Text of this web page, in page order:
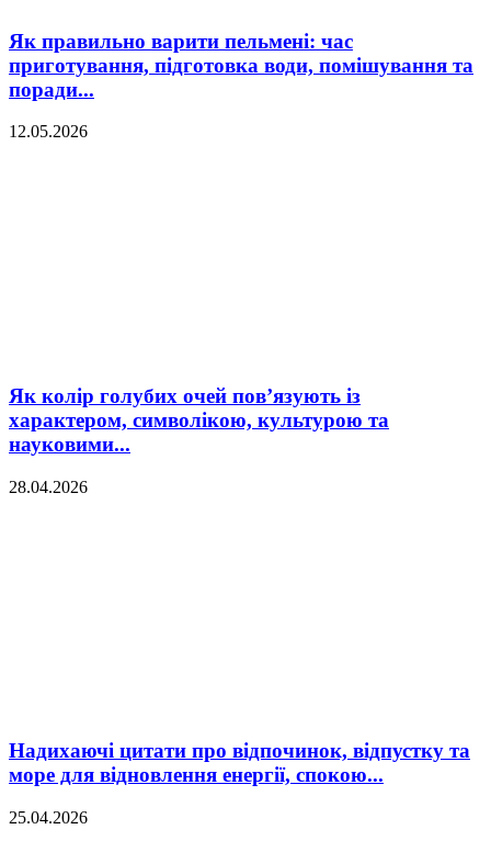
Як правильно варити пельмені: час
приготування, підготовка води, помішування та
поради...
12.05.2026
Як колір голубих очей пов’язують із
характером, символікою, культурою та
науковими...
28.04.2026
Надихаючі цитати про відпочинок, відпустку та
море для відновлення енергії, спокою...
25.04.2026